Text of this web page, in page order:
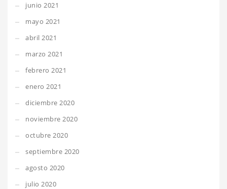
junio 2021
mayo 2021
abril 2021
marzo 2021
febrero 2021
enero 2021
diciembre 2020
noviembre 2020
octubre 2020
septiembre 2020
agosto 2020
julio 2020